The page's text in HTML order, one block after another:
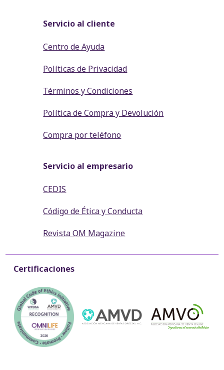
Servicio al cliente
Centro de Ayuda
Políticas de Privacidad
Términos y Condiciones
Política de Compra y Devolución
Compra por teléfono
Servicio al empresario
CEDIS
Código de Ética y Conducta
Revista OM Magazine
Certificaciones